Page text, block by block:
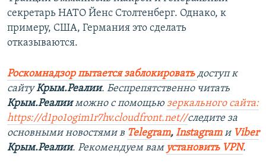
секретарь НАТО Йенс Столтенберг. Однако, к
примеру, США, Германия это сделать
отказываются.
Роскомнадзор пытается заблокировать доступ к
сайтуКрым.Реалии. Беспрепятственно читать
Крым.Реалииможно с помощью зеркального сайта:
https://d1po1ogim1r7hv.cloudfront.net//следите за
основными новостями в Telegram, Instagramи Viber
Крым.Реалии. Рекомендуем вам установить VPN.